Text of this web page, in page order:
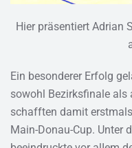
Hier präsentiert Adrian
Ein besonderer Erfolg
sowohl Bezirksfinale als
schafften damit
Main-Donau-Cup. Unter